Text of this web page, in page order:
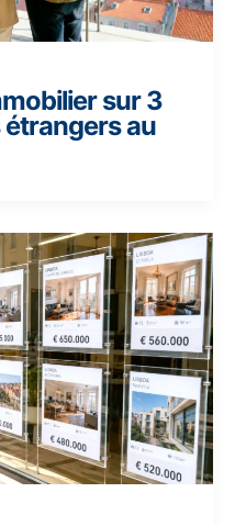
sur 3
étrangers au